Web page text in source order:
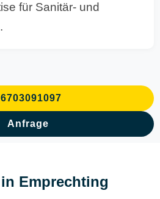
für Sanitär- und
Anfrage
Emprechting